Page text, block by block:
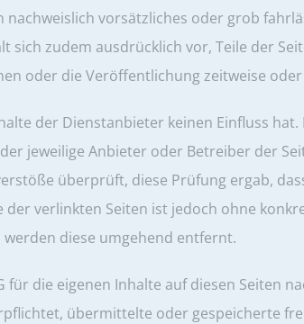
vorsätzliches oder grob
zudem ausdrücklich vor, Teile der
oder die Veröffentlichung zeitweise
der Dienstanbieter keinen Einfluss
jeweilige Anbieter oder Betreiber der
überprüft, diese Prüfung ergab,
verlinkten Seiten ist jedoch ohne
diese umgehend entfernt.
die eigenen Inhalte auf diesen Seiten
übermittelte oder gespeicherte